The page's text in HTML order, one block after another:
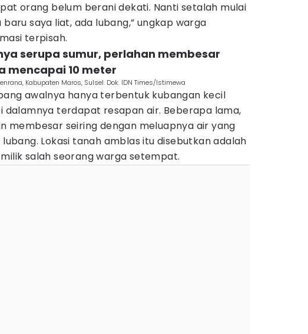
orang belum berani dekati. Nanti setalah mulai
saya liat, ada lubang,” ungkap warga
terpisah.
serupa sumur, perlahan membesar
mencapai 10 meter
Kabupaten Maros, Sulsel. Dok. IDN Times/Istimewa
awalnya hanya terbentuk kubangan kecil
dalamnya terdapat resapan air. Beberapa lama,
membesar seiring dengan meluapnya air yang
Lokasi tanah amblas itu disebutkan adalah
salah seorang warga setempat.